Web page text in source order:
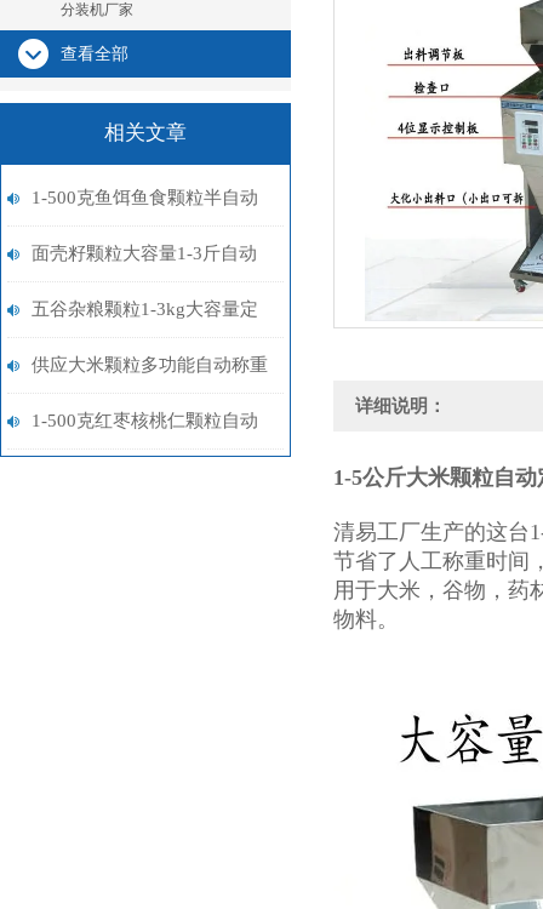
分装机厂家
查看全部
相关文章
1-500克鱼饵鱼食颗粒半自动
智能分装机厂家
面壳籽颗粒大容量1-3斤自动
称重分装机
五谷杂粮颗粒1-3kg大容量定
量分装机厂家供应
供应大米颗粒多功能自动称重
分装机1-5kg
1-500克红枣核桃仁颗粒自动
详细说明：
1-5公斤大米颗粒自
清易工厂生产的这台
节省了人工称重时间
用于大米，谷物，药
物料。